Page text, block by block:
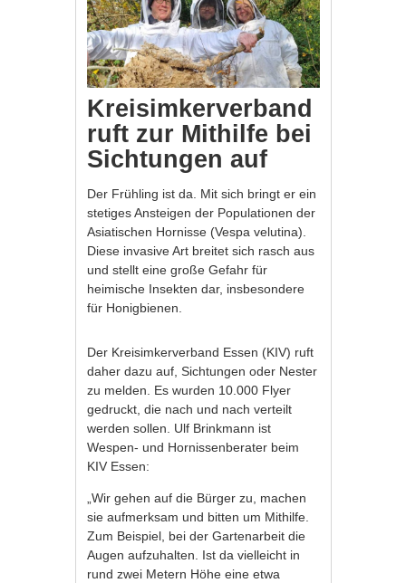
Kreisimkerverband
ruft zur Mithilfe bei
Sichtungen auf
Der Frühling ist da. Mit sich bringt er ein
stetiges Ansteigen der Populationen der
Asiatischen Hornisse (Vespa velutina).
Diese invasive Art breitet sich rasch aus
und stellt eine große Gefahr für
heimische Insekten dar, insbesondere
für Honigbienen.
Der Kreisimkerverband Essen (KIV) ruft
daher dazu auf, Sichtungen oder Nester
zu melden. Es wurden 10.000 Flyer
gedruckt, die nach und nach verteilt
werden sollen. Ulf Brinkmann ist
Wespen- und Hornissenberater beim
KIV Essen:
„Wir gehen auf die Bürger zu, machen
sie aufmerksam und bitten um Mithilfe.
Zum Beispiel, bei der Gartenarbeit die
Augen aufzuhalten. Ist da vielleicht in
rund zwei Metern Höhe eine etwa